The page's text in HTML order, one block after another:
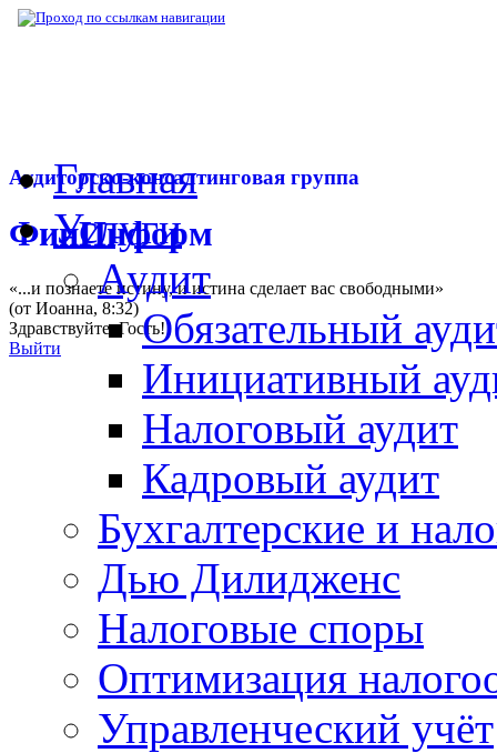
Аудиторско-консалтинговая группа
ФинИнформ
«...и познаете истину, и истина сделает вас свободными»
(от Иоанна, 8:32)
Здравствуйте,Гость!
Выйти
Главная
Услуги
Аудит
Обязательный
Инициативный
Налоговый аудит
Кадровый аудит
Бухгалтерские и
Дью Дилидженс
Налоговые споры
Оптимизация
Управленческий учёт